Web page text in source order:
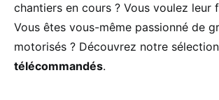
chantiers en cours ? Vous voulez leur
Vous êtes vous-même passionné de
motorisés ? Découvrez notre
télécommandés.